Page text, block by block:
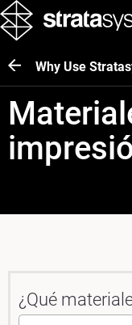
Why Use
¿Qué